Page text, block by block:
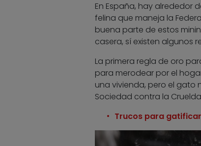
En España, hay alrededor
felina que maneja la
buena parte de estos
casera, sí existen algunos
La primera regla de oro
para merodear por el
una vivienda, pero el gato
Sociedad contra la
Trucos para